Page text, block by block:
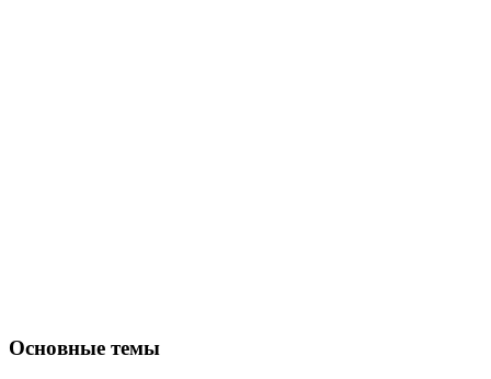
Основные темы